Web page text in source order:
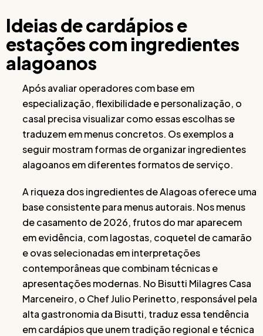
Ideias de cardápios e
estações com ingredientes
alagoanos
Após avaliar operadores com base em
especialização, flexibilidade e personalização, o
casal precisa visualizar como essas escolhas se
traduzem em menus concretos. Os exemplos a
seguir mostram formas de organizar ingredientes
alagoanos em diferentes formatos de serviço.
A riqueza dos ingredientes de Alagoas oferece uma
base consistente para menus autorais. Nos menus
de casamento de 2026, frutos do mar aparecem
em evidência, com lagostas, coquetel de camarão
e ovas selecionadas em interpretações
contemporâneas que combinam técnicas e
apresentações modernas. No Bisutti Milagres Casa
Marceneiro, o Chef Julio Perinetto, responsável pela
alta gastronomia da Bisutti, traduz essa tendência
em cardápios que unem tradição regional e técnica